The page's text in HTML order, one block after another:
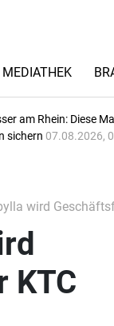
MEDIATHEK
am Rhein: Diese
sichern 07.08.2026,
wird
KTC